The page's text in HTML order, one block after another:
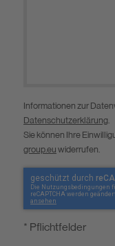
Informationen zur
Datenschutzerklärung.
Sie können Ihre
group.eu widerrufen.
* Pflichtfelder